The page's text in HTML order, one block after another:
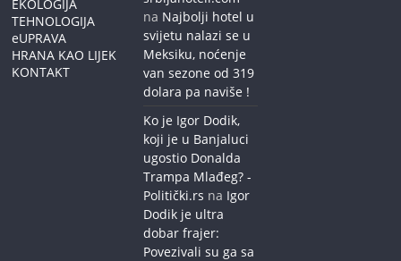
EKOLOGIJA
TEHNOLOGIJA
eUPRAVA
HRANA KAO LIJEK
KONTAKT
na Najbolji hotel u
svijetu nalazi se u
Meksiku, noćenje
van sezone od 319
dolara pa naviše !
Ko je Igor Dodik,
koji je u Banjaluci
ugostio Donalda
Trampa Mlađeg? -
Politički.rs na Igor
Dodik je ultra
dobar frajer:
Povezivali su ga sa